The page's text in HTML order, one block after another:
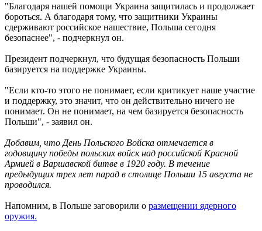
"Благодаря нашей помощи Украина защитилась и продолжает
бороться. А благодаря тому, что защитники Украины
сдерживают российское нашествие, Польша сегодня
безопаснее", - подчеркнул он.
Президент подчеркнул, что будущая безопасность Польши
базируется на поддержке Украины.
"Если кто-то этого не понимает, если критикует наше участие
и поддержку, это значит, что он действительно ничего не
понимает. Он не понимает, на чем базируется безопасность
Польши", - заявил он.
Добавим, что День Польского Войска отмечается в
годовщину победы польских войск над российской Красной
Армией в Варшавской битве в 1920 году. В течение
предыдущих трех лет парад в столице Польши 15 августа не
проводился.
Напомним, в Польше заговорили о размещении ядерного
оружия.